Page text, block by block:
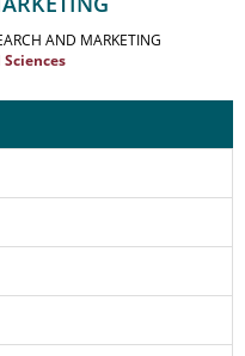
AND MARKETING